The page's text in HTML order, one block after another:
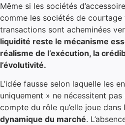
Même si les sociétés
comme les sociétés de
transactions sont acheminées
liquidité reste le mécanisme
réalisme de l’exécution, la
l’évolutivité.
L’idée fausse selon laquelle les
uniquement » ne nécessitent
compte du rôle qu’elle joue dans
dynamique du marché.